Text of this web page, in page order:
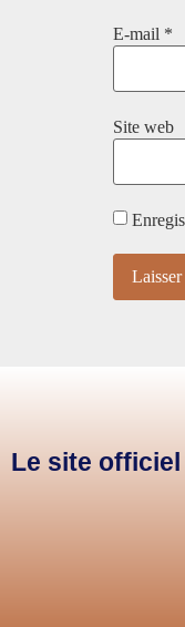
E-mail *
Site web
Le site